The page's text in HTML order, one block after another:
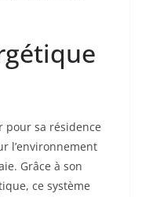
pour sa résidence
l’environnement
Grâce à son
ce système